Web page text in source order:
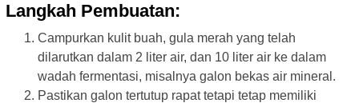
Langkah Pembuatan:
Campurkan kulit buah, gula merah yang telah
dilarutkan dalam 2 liter air, dan 10 liter air ke dalam
wadah fermentasi, misalnya galon bekas air mineral.
Pastikan galon tertutup rapat tetapi tetap memiliki